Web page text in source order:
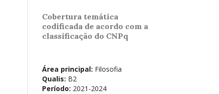
Cobertura temática
codificada de acordo com a
classificação do CNPq
Área principal: Filosofia
Qualis: B2
Período: 2021-2024